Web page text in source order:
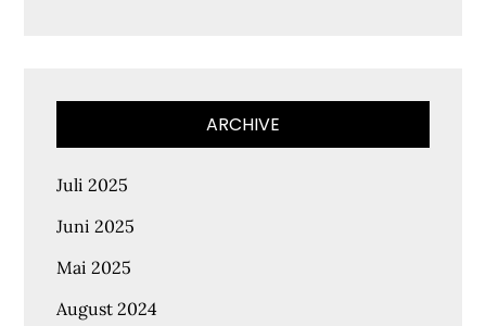
ARCHIVE
Juli 2025
Juni 2025
Mai 2025
August 2024